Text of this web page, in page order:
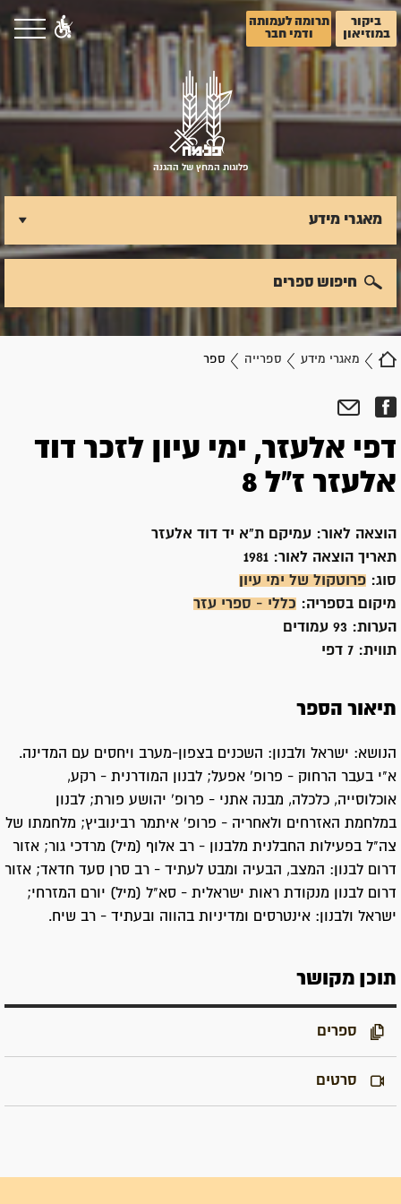
ביקור
במוזיאון
תרומה לעמותה
ודמי חבר
פלוגות המחץ של ההגנה
מאגרי מידע ספרייה ספר
מאגרי מידע
חיפוש ספרים
דפי אלעזר, ימי עיון לזכר דוד
אלעזר ז"ל 8
הוצאה לאור: עמיקם ת"א יד דוד אלעזר
תאריך הוצאה לאור:
סוג: פרוטקול של ימי עיון
מיקום בספריה: כללי - ספרי עזר
הערות: 93 עמודים
תווית: 7 דפי
תיאור הספר
הנושא: ישראל ולבנון: השכנים בצפון-מערב ויחסים עם המדינה.
א"י בעבר הרחוק - פרופ' אפעל; לבנון המודרנית - רקע,
אוכלוסייה, כלכלה, מבנה אתני - פרופ' יהושע פורת; לבנון
במלחמת האזרחים ולאחריה - פרופ' איתמר רבינוביץ; מלחמתו של
צה"ל בפעילות החבלנית מלבנון - רב אלוף (מיל) מרדכי גור; אזור
דרום לבנון: המצב, הבעיה ומבט לעתיד - רב סרן סעד חדאד; אזור
דרום לבנון מנקודת ראות ישראלית - סא"ל (מיל) יורם המזרחי;
ישראל ולבנון: אינטרסים ומדיניות בהווה ובעתיד - רב שיח.
תוכן מקושר
ספרים
סרטים